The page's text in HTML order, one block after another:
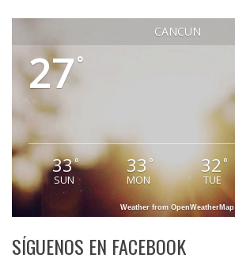
CANCUN
27°
33°
SUN
33°
MON
32°
TUE
Weather from OpenWeatherMap
SÍGUENOS EN FACEBOOK